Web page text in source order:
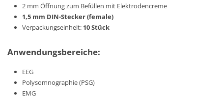
2 mm Öffnung zum Befüllen mit Elektrodencreme
1,5 mm DIN-Stecker (female)
Verpackungseinheit: 10 Stück
Anwendungsbereiche:
EEG
Polysomnographie (PSG)
EMG